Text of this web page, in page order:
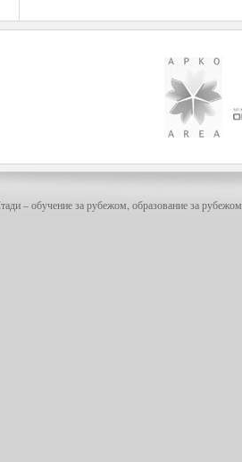
– обучение за рубежом, образование за